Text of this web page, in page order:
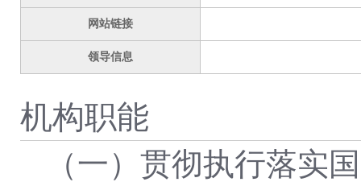
网站链接
领导信息
机构职能
（一）贯彻执行落实